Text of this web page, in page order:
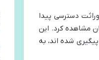
دسترسی پیدا
مشاهده کرد. این
شده اند، به